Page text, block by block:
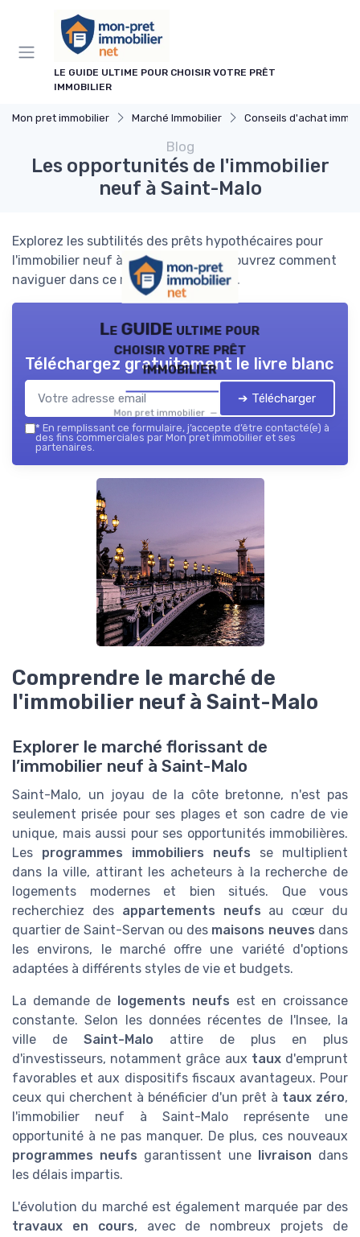
LE GUIDE ULTIME POUR CHOISIR VOTRE PRÊT
IMMOBILIER
Mon pret immobilier Marché Immobilier Conseils d'achat
Blog
Les opportunités de l'immobilier
neuf à Saint-Malo
Explorez les subtilités des prêts hypothécaires pour
l'immobilier neuf à Saint-Malo et découvrez comment
naviguer dans ce marché dynamique.
Le GUIDE ultime pour
choisir votre prêt
immobilier
Mon pret immobilier — 2026
Téléchargez gratuitement le livre blanc
➔ Télécharger
* En remplissant ce formulaire, j’accepte d’être contacté(e) à
des fins commerciales par Mon pret immobilier et ses
partenaires.
Comprendre le marché de
l'immobilier neuf à Saint-Malo
Explorer le marché florissant de
l’immobilier neuf à Saint-Malo
Saint-Malo, un joyau de la côte bretonne, n'est pas
seulement prisée pour ses plages et son cadre de vie
unique, mais aussi pour ses opportunités immobilières.
Les programmes immobiliers neufs se multiplient
dans la ville, attirant les acheteurs à la recherche de
logements modernes et bien situés. Que vous
recherchiez des appartements neufs au cœur du
quartier de Saint-Servan ou des maisons neuves dans
les environs, le marché offre une variété d'options
adaptées à différents styles de vie et budgets.
La demande de logements neufs est en croissance
constante. Selon les données récentes de l'Insee, la
ville de Saint-Malo attire de plus en plus
d'investisseurs, notamment grâce aux tauxd'emprunt
favorables et aux dispositifs fiscaux avantageux. Pour
ceux qui cherchent à bénéficier d'un prêt à taux zéro,
l'immobilier neuf à Saint-Malo représente une
opportunité à ne pas manquer. De plus, ces nouveaux
programmes neufs garantissent une livraison dans
les délais impartis.
L'évolution du marché est également marquée par des
travaux en cours, avec de nombreux projets de